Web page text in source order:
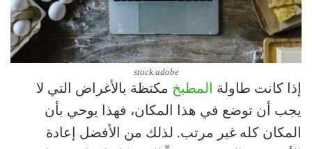
stock.adobe
إذا كانت طاولة المطبخ مكتظة بالأغراض التي لا
يجب أن توضع في هذا المكان، فهذا يوحي بأن
المكان كله غير مرتب. لذلك من الأفضل إعادة